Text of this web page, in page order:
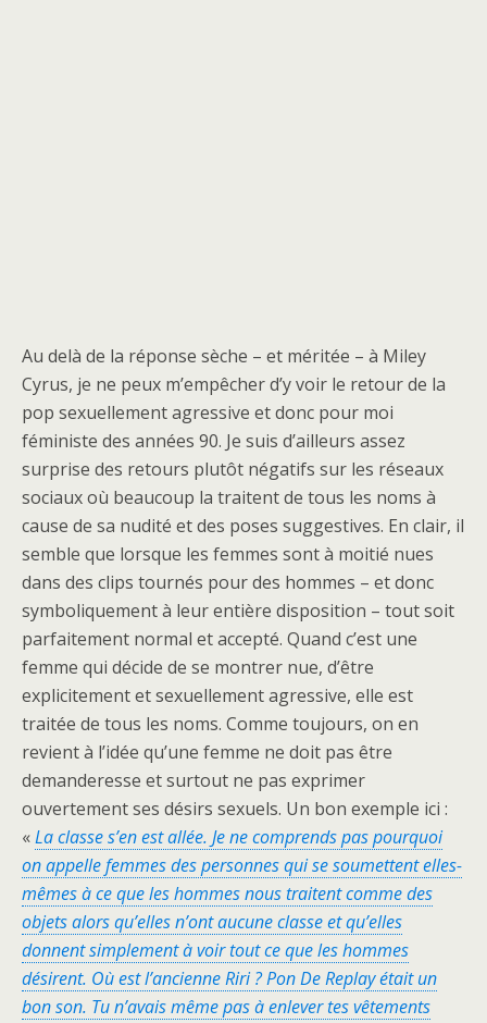
Au delà de la réponse sèche – et méritée – à Miley
Cyrus, je ne peux m’empêcher d’y voir le retour de la
pop sexuellement agressive et donc pour moi
féministe des années 90. Je suis d’ailleurs assez
surprise des retours plutôt négatifs sur les réseaux
sociaux où beaucoup la traitent de tous les noms à
cause de sa nudité et des poses suggestives. En clair, il
semble que lorsque les femmes sont à moitié nues
dans des clips tournés pour des hommes – et donc
symboliquement à leur entière disposition – tout soit
parfaitement normal et accepté. Quand c’est une
femme qui décide de se montrer nue, d’être
explicitement et sexuellement agressive, elle est
traitée de tous les noms. Comme toujours, on en
revient à l’idée qu’une femme ne doit pas être
demanderesse et surtout ne pas exprimer
ouvertement ses désirs sexuels. Un bon exemple ici :
«La classe s’en est allée. Je ne comprends pas pourquoi
on appelle femmes des personnes qui se soumettent elles-
mêmes à ce que les hommes nous traitent comme des
objets alors qu’elles n’ont aucune classe et qu’elles
donnent simplement à voir tout ce que les hommes
désirent. Où est l’ancienne Riri ? Pon De Replay était un
bon son. Tu n’avais même pas à enlever tes vêtements